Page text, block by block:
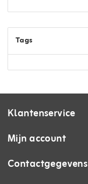
Tags
Klantenservice
Mijn account
Contactgegevens